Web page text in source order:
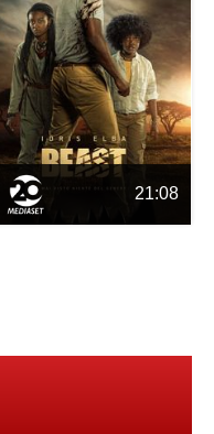
21:08